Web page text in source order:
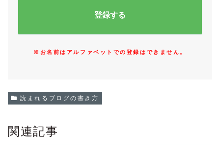
※お名前はアルファベットでの登録はできません。
読まれるブログの書き方
関連記事